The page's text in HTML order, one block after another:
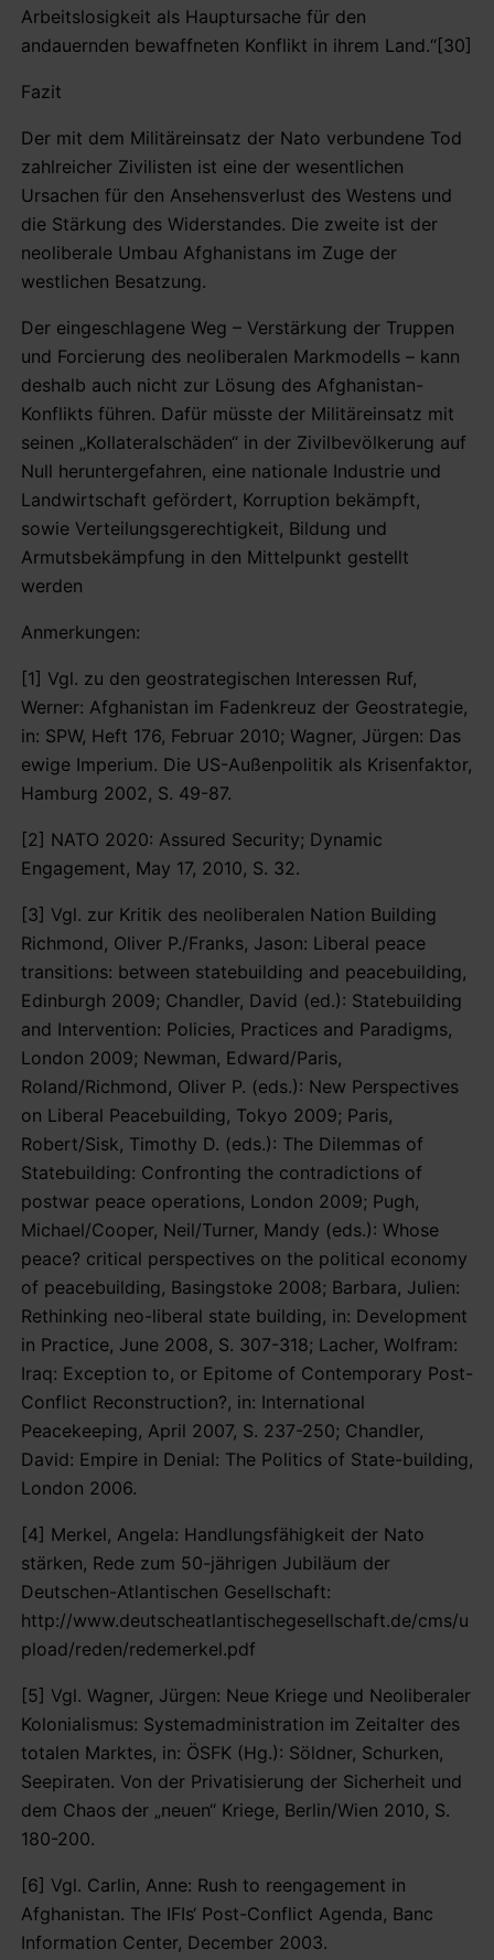
Arbeitslosigkeit als Hauptursache für den
andauernden bewaffneten Konflikt in ihrem Land.“[30]
Fazit
Der mit dem Militäreinsatz der Nato verbundene Tod
zahlreicher Zivilisten ist eine der wesentlichen
Ursachen für den Ansehensverlust des Westens und
die Stärkung des Widerstandes. Die zweite ist der
neoliberale Umbau Afghanistans im Zuge der
westlichen Besatzung.
Der eingeschlagene Weg – Verstärkung der Truppen
und Forcierung des neoliberalen Markmodells – kann
deshalb auch nicht zur Lösung des Afghanistan-
Konflikts führen. Dafür müsste der Militäreinsatz mit
seinen „Kollateralschäden“ in der Zivilbevölkerung auf
Null heruntergefahren, eine nationale Industrie und
Landwirtschaft gefördert, Korruption bekämpft,
sowie Verteilungsgerechtigkeit, Bildung und
Armutsbekämpfung in den Mittelpunkt gestellt
werden
Anmerkungen:
[1] Vgl. zu den geostrategischen Interessen Ruf,
Werner: Afghanistan im Fadenkreuz der Geostrategie,
in: SPW, Heft 176, Februar 2010; Wagner, Jürgen: Das
ewige Imperium. Die US-Außenpolitik als Krisenfaktor,
Hamburg 2002, S. 49-87.
[2] NATO 2020: Assured Security; Dynamic
Engagement, May 17, 2010, S. 32.
[3] Vgl. zur Kritik des neoliberalen Nation Building
Richmond, Oliver P./Franks, Jason: Liberal peace
transitions: between statebuilding and peacebuilding,
Edinburgh 2009; Chandler, David (ed.): Statebuilding
and Intervention: Policies, Practices and Paradigms,
London 2009; Newman, Edward/Paris,
Roland/Richmond, Oliver P. (eds.): New Perspectives
on Liberal Peacebuilding, Tokyo 2009; Paris,
Robert/Sisk, Timothy D. (eds.): The Dilemmas of
Statebuilding: Confronting the contradictions of
postwar peace operations, London 2009; Pugh,
Michael/Cooper, Neil/Turner, Mandy (eds.): Whose
peace? critical perspectives on the political economy
of peacebuilding, Basingstoke 2008; Barbara, Julien:
Rethinking neo-liberal state building, in: Development
in Practice, June 2008, S. 307-318; Lacher, Wolfram:
Iraq: Exception to, or Epitome of Contemporary Post-
Conflict Reconstruction?, in: International
Peacekeeping, April 2007, S. 237-250; Chandler,
David: Empire in Denial: The Politics of State-building,
London 2006.
[4] Merkel, Angela: Handlungsfähigkeit der Nato
stärken, Rede zum 50-jährigen Jubiläum der
Deutschen-Atlantischen Gesellschaft:
http://www.deutscheatlantischegesellschaft.de/cms/u
pload/reden/redemerkel.pdf
[5] Vgl. Wagner, Jürgen: Neue Kriege und Neoliberaler
Kolonialismus: Systemadministration im Zeitalter des
totalen Marktes, in: ÖSFK (Hg.): Söldner, Schurken,
Seepiraten. Von der Privatisierung der Sicherheit und
dem Chaos der „neuen“ Kriege, Berlin/Wien 2010, S.
180-200.
[6] Vgl. Carlin, Anne: Rush to reengagement in
Afghanistan. The IFIs‘ Post-Conflict Agenda, Banc
Information Center, December 2003.